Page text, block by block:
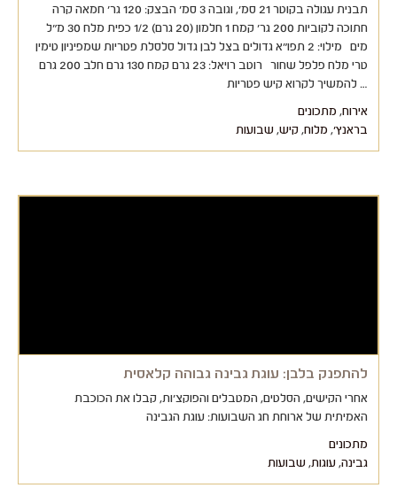
תבנית עגולה בקוטר 21 סמ', וגובה 3 סמ' הבצק: 120 גר' חמאה קרה
חתוכה לקוביות 200 גר' קמח 1 חלמון (20 גרם) 1/2 כפית מלח 30 מ"ל
מים מילוי: 2 תפו"א גדולים בצל לבן גדול סלסלת פטריות שמפיניון טימין
טרי מלח פלפל שחור רוטב רויאל: 23 גרם קמח 130 גרם חלב 200 גרם
… להמשיך לקרוא קיש פטריות
אירוח, מתכונים
בראנץ', מלוח, קיש, שבועות
להתפנק בלבן: עוגת גבינה גבוהה קלאסית
אחרי הקישים, הסלטים, המטבלים והפוקצ'ות, קבלו את הכוכבת
האמיתית של ארוחת חג השבועות: עוגת הגבינה
מתכונים
גבינה,עוגות, שבועות